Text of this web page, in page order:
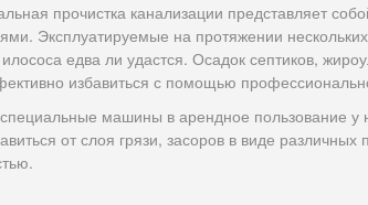
прочистка канализации представляет
Эксплуатируемые на протяжении
едва ли удастся. Осадок септиков,
избавиться с помощью
машины в арендное пользование
от слоя грязи, засоров в виде